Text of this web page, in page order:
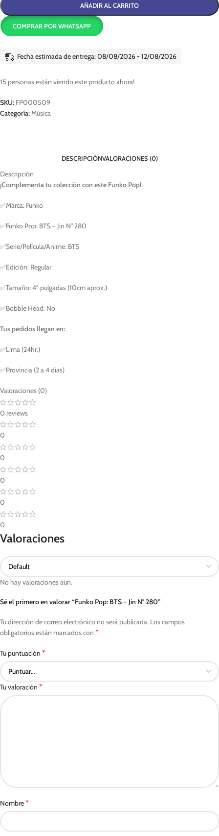
AÑADIR AL CARRITO
COMPRAR POR WHATSAPP
Fecha estimada de entrega: 08/08/2026 - 12/08/2026
15 personas están viendo este producto ahora!
SKU: FP000509
Categoría:Música
DESCRIPCIÓNVALORACIONES (0)
Descripción
¡Complementa tu colección con este Funko Pop!
✅Marca: Funko
✅Funko Pop: BTS – Jin N° 280
✅Serie/Película/Anime: BTS
✅Edición: Regular
✅Tamaño: 4″ pulgadas (10cm aprox.)
✅Bobble Head: No
Tus pedidos llegan en:
✅Lima (24hr.)
✅Provincia (2 a 4 días)
Valoraciones (0)
0 reviews
0
0
0
0
0
Valoraciones
No hay valoraciones aún.
Sé el primero en valorar “Funko Pop: BTS – Jin N° 280”
Tu dirección de correo electrónico no será publicada. Los campos
obligatorios están marcados con *
Tu puntuación *
Tu valoración *
Nombre*